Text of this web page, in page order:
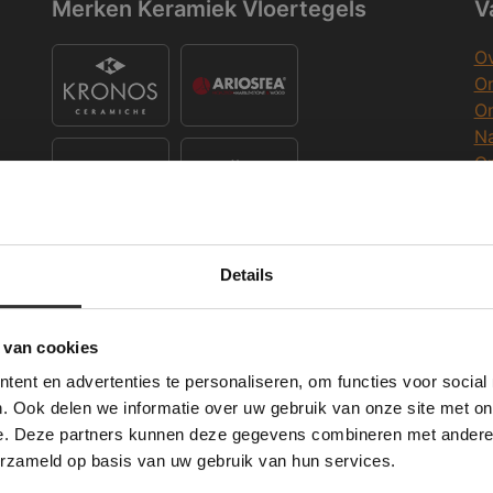
Details
cookies
en advertenties te personaliseren, om functies voor social
Ook delen we informatie over uw gebruik van onze site met
Deze partners kunnen deze gegevens combineren met
op basis van uw gebruik van hun services.
Merken Keramiek Vloertegels
Merken Keramiek Terrastegels
Merken Glasmozaïek
Deze website maakt gebruik van cookies.
gebruikt cookies om de gebruikerservaring te verbeteren. Door gebruik te
geeft u toestemming voor alle cookies in overeenstemming met ons
verder
ALLES ACCEPTEREN ALLES AFWIJZEN